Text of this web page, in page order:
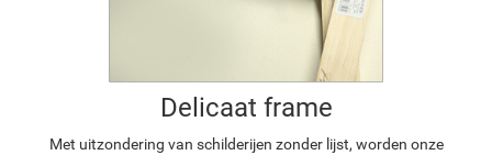
Delicaat frame
Met uitzondering van schilderijen zonder lijst, worden onze